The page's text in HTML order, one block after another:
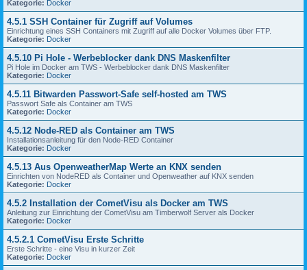
Kategorie: Docker
4.5.1 SSH Container für Zugriff auf Volumes
Einrichtung eines SSH Containers mit Zugriff auf alle Docker Volumes über FTP.
Kategorie: Docker
4.5.10 Pi Hole - Werbeblocker dank DNS Maskenfilter
Pi Hole im Docker am TWS - Werbeblocker dank DNS Maskenfilter
Kategorie: Docker
4.5.11 Bitwarden Passwort-Safe self-hosted am TWS
Passwort Safe als Container am TWS
Kategorie: Docker
4.5.12 Node-RED als Container am TWS
Installationsanleitung für den Node-RED Container
Kategorie: Docker
4.5.13 Aus OpenweatherMap Werte an KNX senden
Einrichten von NodeRED als Container und Openweather auf KNX senden
Kategorie: Docker
4.5.2 Installation der CometVisu als Docker am TWS
Anleitung zur Einrichtung der CometVisu am Timberwolf Server als Docker
Kategorie: Docker
4.5.2.1 CometVisu Erste Schritte
Erste Schritte - eine Visu in kurzer Zeit
Kategorie: Docker